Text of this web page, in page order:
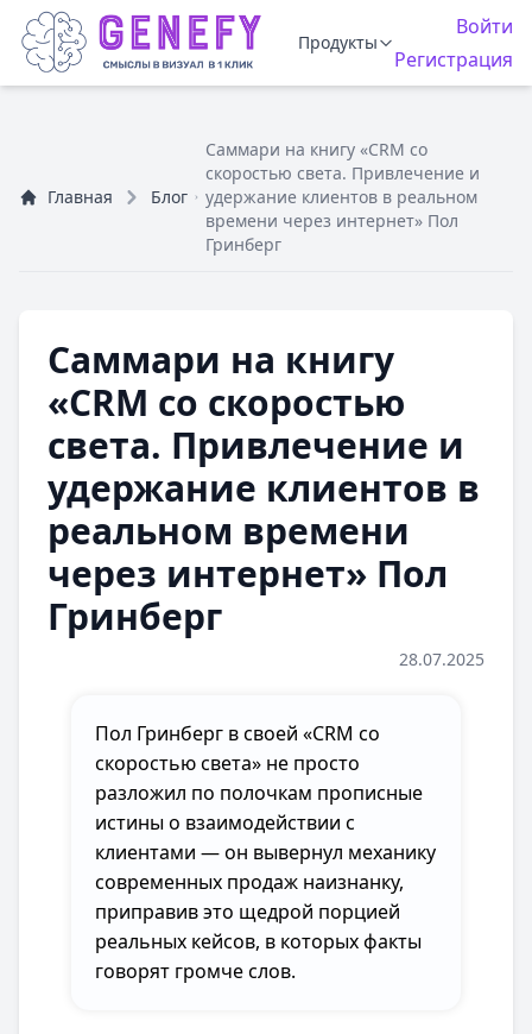
Продукты
Войти
Регистрация
Главная Блог
Саммари на книгу «CRM со
скоростью света. Привлечение и
удержание клиентов в реальном
времени через интернет» Пол
Гринберг
Саммари на книгу
«CRM со скоростью
света. Привлечение и
удержание клиентов в
реальном времени
через интернет» Пол
Гринберг
28.07.2025
Пол Гринберг в своей «CRM со
скоростью света» не просто
разложил по полочкам прописные
истины о взаимодействии с
клиентами — он вывернул механику
современных продаж наизнанку,
приправив это щедрой порцией
реальных кейсов, в которых факты
говорят громче слов.